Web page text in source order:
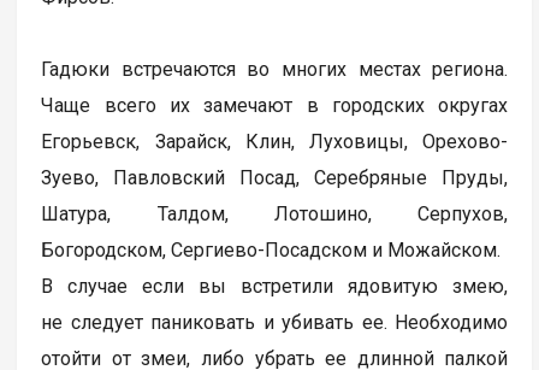
Гадюки встречаются во многих местах региона.
Чаще всего их замечают в городских округах
Егорьевск, Зарайск, Клин, Луховицы, Орехово-
Зуево, Павловский Посад, Серебряные Пруды,
Шатура, Талдом, Лотошино, Серпухов,
Богородском, Сергиево-Посадском и Можайском.
В случае если вы встретили ядовитую змею,
не следует паниковать и убивать ее. Необходимо
отойти от змеи, либо убрать ее длинной палкой